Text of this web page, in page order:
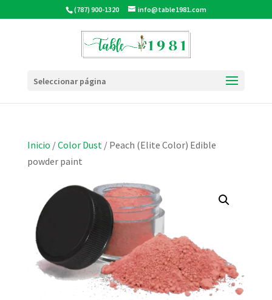
(787) 900-1320 info@table1981.com
Seleccionar página
Inicio /Color Dust/ Peach (Elite Color) Edible
powder paint